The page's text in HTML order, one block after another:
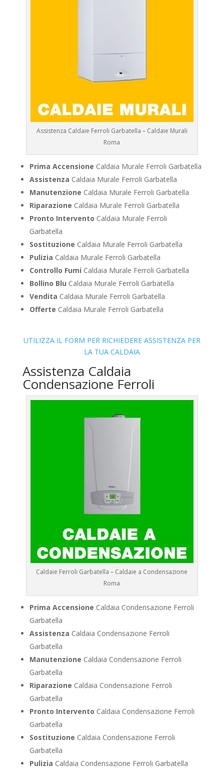
Assistenza Caldaie Ferroli Garbatella – Caldaie Murali
Roma
Prima Accensione Caldaia Murale Ferroli Garbatella
Assistenza Caldaia Murale Ferroli Garbatella
Manutenzione Caldaia Murale Ferroli Garbatella
Riparazione Caldaia Murale Ferroli Garbatella
Pronto Intervento Caldaia Murale Ferroli
Garbatella
Sostituzione Caldaia Murale Ferroli Garbatella
Pulizia Caldaia Murale Ferroli Garbatella
Controllo Fumi Caldaia Murale Ferroli Garbatella
Bollino Blu Caldaia Murale Ferroli Garbatella
Vendita Caldaia Murale Ferroli Garbatella
Offerte Caldaia Murale Ferroli Garbatella
UTILIZZA IL FORM PER RICHIEDERE ASSISTENZA PER
LA TUA CALDAIA
Assistenza Caldaia
Condensazione Ferroli
Caldaie Ferroli Garbatella – Caldaie a Condensazione
Roma
Prima Accensione Caldaia Condensazione Ferroli
Garbatella
Assistenza Caldaia Condensazione Ferroli
Garbatella
Manutenzione Caldaia Condensazione Ferroli
Garbatella
Riparazione Caldaia Condensazione Ferroli
Garbatella
Pronto Intervento Caldaia Condensazione Ferroli
Garbatella
Sostituzione Caldaia Condensazione Ferroli
Garbatella
Pulizia Caldaia Condensazione Ferroli Garbatella